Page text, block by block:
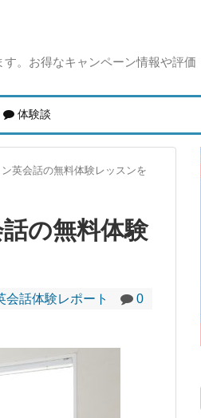
。お得なキャンペーン情報や評
体験談
英会話の無料体験レッスンを
の無料体験
会話体験レポート 0